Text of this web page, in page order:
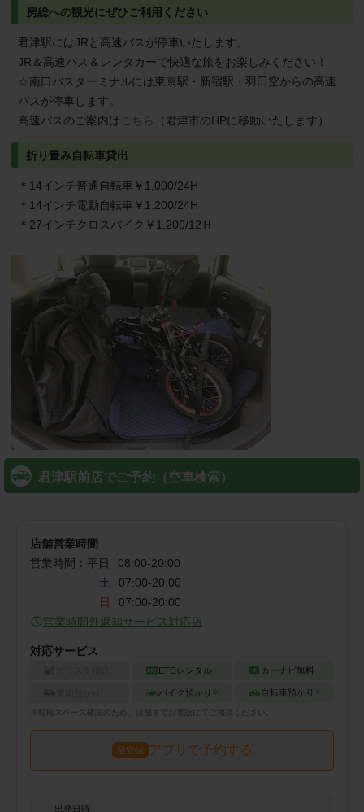
房総への観光にぜひご利用ください
君津駅にはJRと高速バスが停車いたします。
JR＆高速バス＆レンタカーで快適な旅をお楽しみください！
☆南口バスターミナルには東京駅・新宿駅・羽田空からの高速
バスが停車します。
高速バスのご案内は こちら （君津市のHPに移動いたします）
折り畳み自転車貸出
＊14インチ普通自転車￥1,000/24H
＊14インチ電動自転車￥1.200/24H
＊27インチクロスバイク￥1,200/12Ｈ
君津駅前店でご予約（空車検索）
店舗営業時間
営業時間： 平日 08:00-20:00
土
07:00-20:00
日
07:00-20:00
営業時間外返却サービス対応店
対応サービス
ETCレンタル カーナビ無料
バイク預かり ※ 自転車預かり ※
※ スペース確認のため、店舗までお電話にてご相談ください。
最安値 アプリで予約する
出発日時